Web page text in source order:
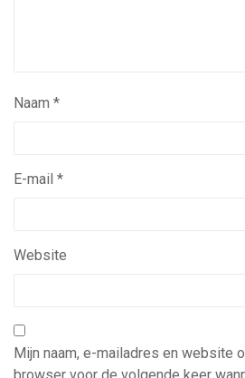
Naam *
E-mail *
Website
Mijn naam, e-mailadres en website